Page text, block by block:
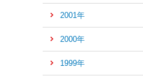
2001年
2000年
1999年